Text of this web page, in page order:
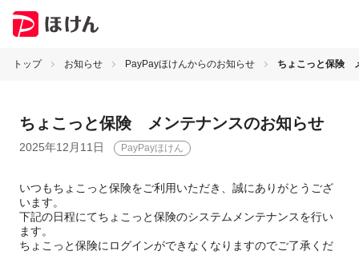
トップ お知らせ PayPayほけんからのお知らせ ちょこっと保険
ちょこっと保険 メンテナンスのお知らせ
2025年12月11日 PayPayほけん
いつもちょこっと保険をご利用いただき、誠にありがとうござ
います。
下記の日程にてちょこっと保険のシステムメンテナンスを行い
ます。
ちょこっと保険にログインができなくなりますのでご了承くだ